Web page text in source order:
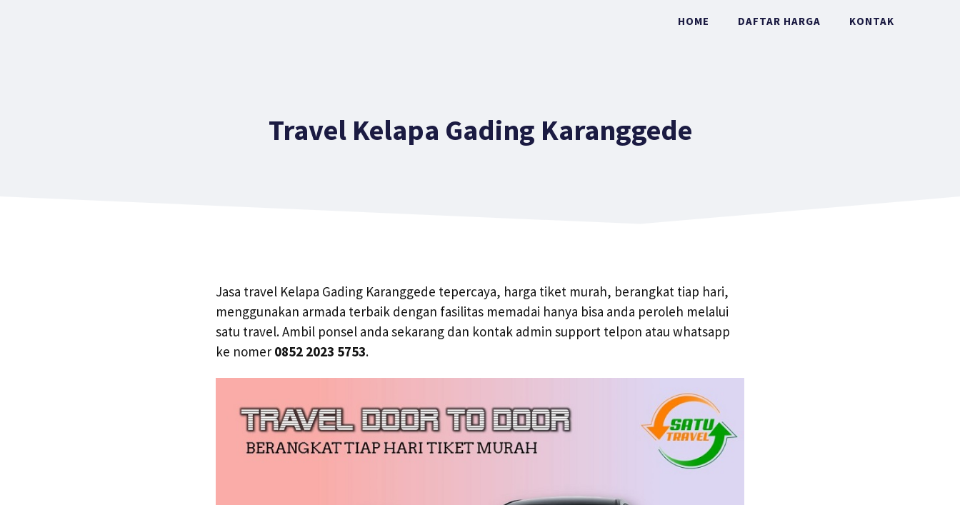
HOME DAFTAR HARGA KONTAK
Travel Kelapa Gading Karanggede
Jasa travel Kelapa Gading Karanggede tepercaya, harga tiket murah, berangkat tiap hari,
menggunakan armada terbaik dengan fasilitas memadai hanya bisa anda peroleh melalui
satu travel. Ambil ponsel anda sekarang dan kontak admin support telpon atau whatsapp
ke nomer 0852 2023 5753.